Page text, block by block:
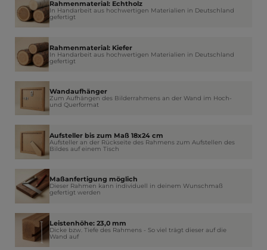
Rahmenmaterial: Echtholz
In Handarbeit aus hochwertigen Materialien in Deutschland
gefertigt
Rahmenmaterial: Kiefer
In Handarbeit aus hochwertigen Materialien in Deutschland
gefertigt
Wandaufhänger
Zum Aufhängen des Bilderrahmens an der Wand im Hoch-
und Querformat
Aufsteller bis zum Maß 18x24 cm
Aufsteller an der Rückseite des Rahmens zum Aufstellen des
Bildes auf einem Tisch
Maßanfertigung möglich
Dieser Rahmen kann individuell in deinem Wunschmaß
gefertigt werden
Leistenhöhe: 23,0 mm
Dicke bzw. Tiefe des Rahmens - So viel trägt dieser auf die
Wand auf